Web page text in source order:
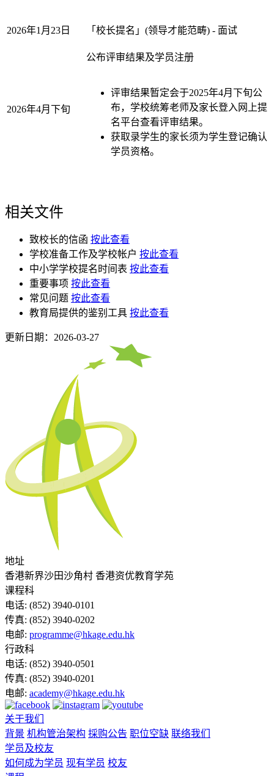
2026年1月23日 「校长提名」(领导才能范畴) - 面试
2026年4月下旬
公布评审结果及学员注册
评审结果暂定会于2025年4月下旬公
布，学校统筹老师及家长登入网上提
名平台查看评审结果。
获取录学生的家长须为学生登记确认
学员资格。
相关文件
致校长的信函 按此查看
学校准备工作及学校帐户 按此查看
中小学学校提名时间表 按此查看
重要事项 按此查看
常见问题 按此查看
教育局提供的鉴别工具 按此查看
更新日期：2026-03-27
地址
香港新界沙田沙角村 香港资优教育学苑
课程科
电话: (852) 3940-0101
传真: (852) 3940-0202
电邮: programme@hkage.edu.hk
行政科
电话: (852) 3940-0501
传真: (852) 3940-0201
电邮: academy@hkage.edu.hk
关于我们
背景 机构管治架构 採购公告 职位空缺 联络我们
学员及校友
如何成为学员 现有学员 校友